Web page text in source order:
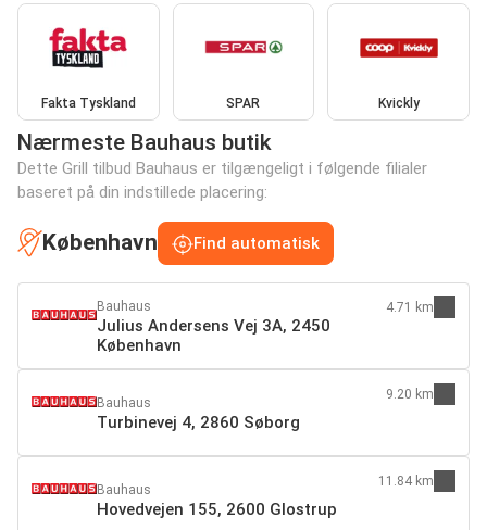
Fakta Tyskland SPAR Kvickly
Nærmeste Bauhaus butik
Dette Grill tilbud Bauhaus er tilgængeligt i følgende filialer
baseret på din indstillede placering:
København Find automatisk
Bauhaus
Julius Andersens Vej 3A, 2450
København
4.71 km
Bauhaus
Turbinevej 4, 2860 Søborg
9.20 km
Bauhaus
Hovedvejen 155, 2600 Glostrup
11.84 km